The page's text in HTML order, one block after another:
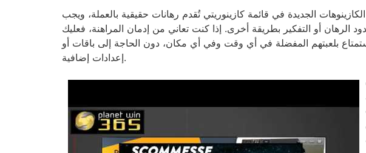
الجديدة في قائمة كازينوريتي تُقدم رهانات حقيقية بالعملة، ويجب
أو التفكير بطريقة أخرى. إذا كنت تعاني من إدمان المراهنة، فعليك
بلعبتهم المفضلة في أي وقت وفي أي مكان، دون الحاجة إلى باقات أو
إعدادات إضافية.